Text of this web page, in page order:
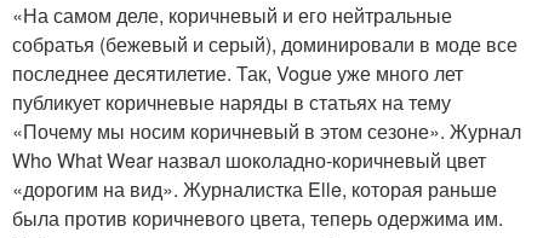
«На самом деле, коричневый и его нейтральные
собратья (бежевый и серый), доминировали в моде все
последнее десятилетие. Так, Vogue уже много лет
публикует коричневые наряды в статьях на тему
«Почему мы носим коричневый в этом сезоне». Журнал
Who What Wear назвал шоколадно-коричневый цвет
«дорогим на вид». Журналистка Elle, которая раньше
была против коричневого цвета, теперь одержима им.